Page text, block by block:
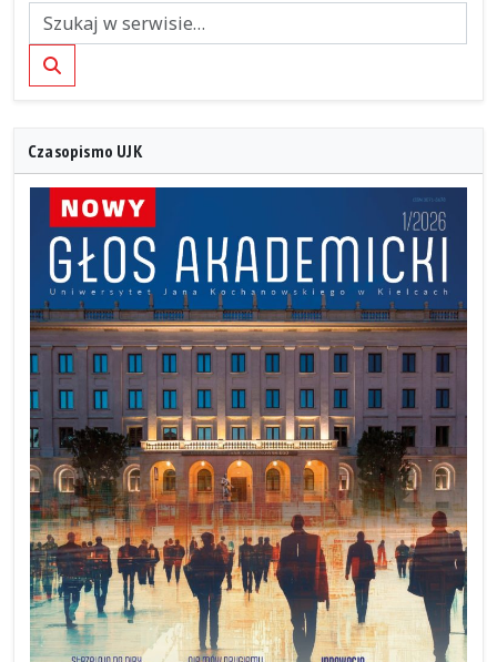
Szukaj
Czasopismo UJK